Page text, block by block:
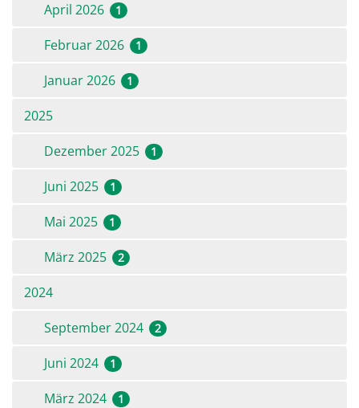
April 2026 1
Februar 2026 1
Januar 2026 1
2025
Dezember 2025
1
Juni 2025 1
Mai 2025 1
März 2025 2
2024
September 2024
2
Juni 2024 1
März 2024 1